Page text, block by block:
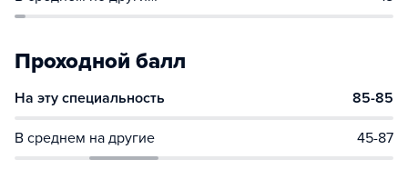
Проходной балл
На эту специальность 85-85
В среднем на другие 45-87